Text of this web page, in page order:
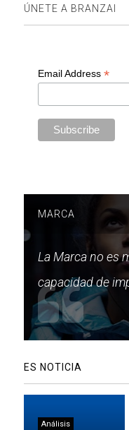
ÚNETE A BRANZAI
Email Address *
MARCA
La Marca no es
capacidad de
ES NOTICIA
Análisis